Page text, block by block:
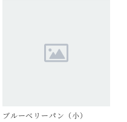
ブルーベリーパン（小）